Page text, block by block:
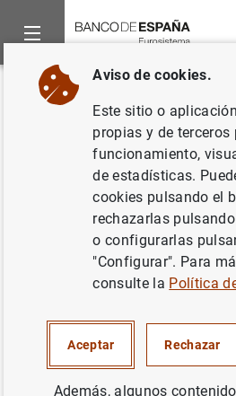
Inicio Noticias y eventos
Volver
El Plan de
lanza la nueva
programa escolar
los
en centros
BANCO DE ESPAÑA
BANCO DE ESPAÑA
Aviso de cookies.
Este sitio o
propias y de terceros
funcionamiento,
de estadísticas.
cookies pulsando el
rechazarlas
o configurarlas
"Configurar". Para
consulte la Política
Aceptar Rechazar
Además, algunos